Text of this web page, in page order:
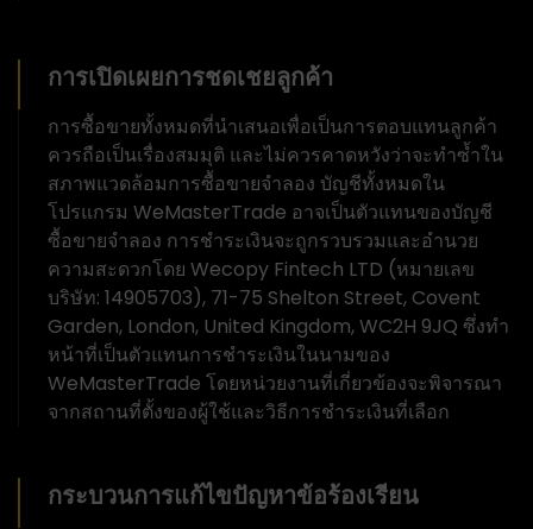
การเปิดเผยการชดเชยลูกค้า
การซื้อขายทั้งหมดที่นำเสนอเพื่อเป็นการตอบแทนลูกค้า
ควรถือเป็นเรื่องสมมุติ และไม่ควรคาดหวังว่าจะทำซ้ำใน
สภาพแวดล้อมการซื้อขายจำลอง บัญชีทั้งหมดใน
โปรแกรม WeMasterTrade อาจเป็นตัวแทนของบัญชี
ซื้อขายจำลอง การชำระเงินจะถูกรวบรวมและอำนวย
ความสะดวกโดย Wecopy Fintech LTD (หมายเลข
บริษัท: 14905703), 71-75 Shelton Street, Covent
Garden, London, United Kingdom, WC2H 9JQ ซึ่งทำ
หน้าที่เป็นตัวแทนการชำระเงินในนามของ
WeMasterTrade โดยหน่วยงานที่เกี่ยวข้องจะพิจารณา
จากสถานที่ตั้งของผู้ใช้และวิธีการชำระเงินที่เลือก
กระบวนการแก้ไขปัญหาข้อร้องเรียน